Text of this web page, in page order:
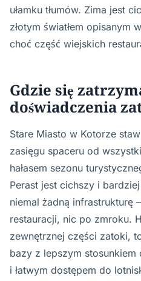
ułamku tłumów. Zima jest
złotym światłem opisanym
choć część wiejskich
Gdzie się
doświadczenia
Stare Miasto w Kotorze
zasięgu spaceru od
hałasem sezonu
Perast jest cichszy i
niemal żadną infrastrukturę
restauracji, nic po zmroku.
zewnętrznej części zatoki,
bazy z lepszym
i łatwym dostępem do